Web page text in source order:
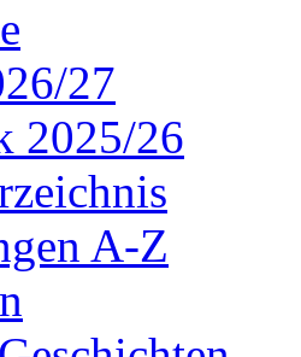
27
2025/26
A-Z